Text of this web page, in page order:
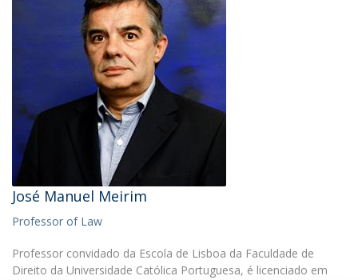
José Manuel Meirim
Professor of Law
Professor convidado da Escola de Lisboa da Faculdade de
Direito da Universidade Católica Portuguesa, é licenciado em